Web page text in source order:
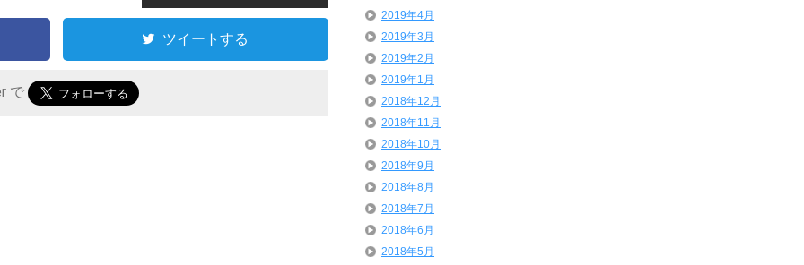
ツイートする
で
2019年4月
2019年3月
2019年2月
2019年1月
2018年12月
2018年11月
2018年10月
2018年9月
2018年8月
2018年7月
2018年6月
2018年5月